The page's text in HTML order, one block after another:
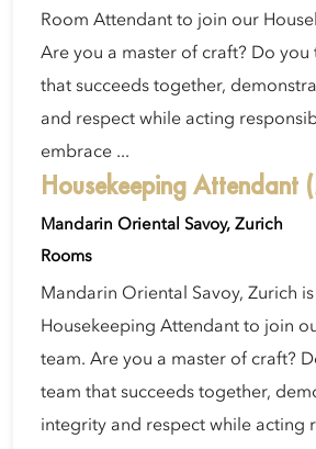
Room Attendant to join our
Are you a master of craft? Do you
that succeeds together,
and respect while acting
embrace ...
Housekeeping
Mandarin Oriental Savoy, Zurich
Rooms
Mandarin Oriental Savoy, Zurich
Housekeeping Attendant to join
team. Are you a master of craft?
team that succeeds together,
integrity and respect while acting